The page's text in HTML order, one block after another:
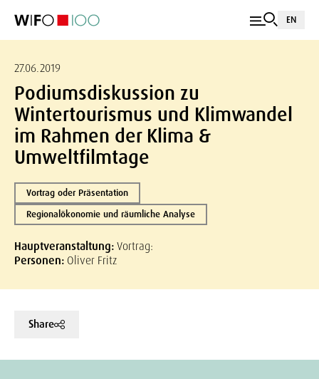
EN
27.06.2019
Podiumsdiskussion zu
Wintertourismus und Klimwandel
im Rahmen der Klima &
Umweltfilmtage
Vortrag oder Präsentation
Regionalökonomie und räumliche Analyse
Hauptveranstaltung:Vortrag:
Personen: Oliver Fritz
Share